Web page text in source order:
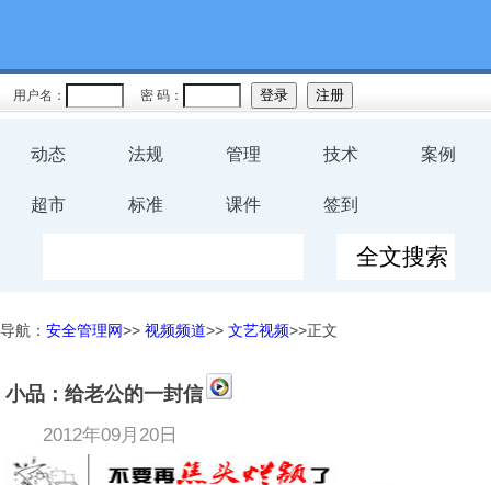
用户名： 密 码：
动态 法规 管理 技术 案例
超市 标准 课件 签到
导航： 安全管理网>> 视频频道>> 文艺视频>>正文
小品：给老公的一封信
2012年09月20日